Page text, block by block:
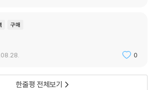
구매
0
한줄평 전체보기